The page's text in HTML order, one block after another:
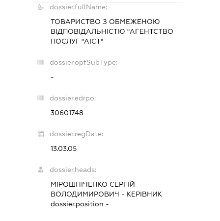
dossier.fullName:
ТОВАРИСТВО З ОБМЕЖЕНОЮ
ВІДПОВІДАЛЬНІСТЮ "АГЕНТСТВО
ПОСЛУГ "АІСТ"
dossier.opfSubType:
-
dossier.edrpo:
30601748
dossier.regDate:
13.03.05
dossier.heads:
МІРОШНІЧЕНКО СЕРГІЙ
ВОЛОДИМИРОВИЧ - КЕРІВНИК
dossier.position -